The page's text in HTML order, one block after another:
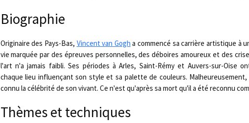
Biographie
Originaire des Pays-Bas, Vincent van Gogh a commencé sa carrière artistique à
vie marquée par des épreuves personnelles, des déboires amoureux et des
l'art n'a jamais faibli. Ses périodes à Arles, Saint-Rémy et Auvers-sur-Oise
chaque lieu influençant son style et sa palette de couleurs. Malheureusement,
connu la célébrité de son vivant. Ce n'est qu'après sa mort qu'il a été reconnu
Thèmes et techniques